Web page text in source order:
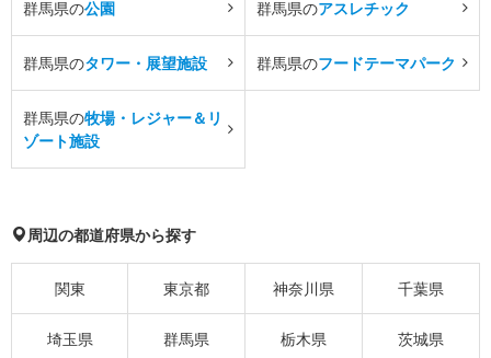
群馬県の公園 群馬県のアスレチック
群馬県のタワー・展望施設 群馬県のフードテーマパーク
群馬県の牧場・レジャー＆リ
ゾート施設
周辺の都道府県から探す
関東 東京都 神奈川県 千葉県
埼玉県 群馬県 栃木県 茨城県